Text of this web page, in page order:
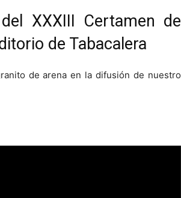
XXXIII Certamen de
de Tabacalera
de arena en la difusión de nuestro